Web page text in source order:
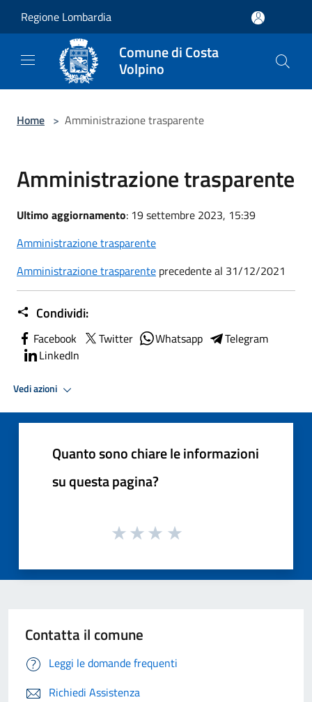
Regione Lombardia
Comune di Costa
Volpino
Home > Amministrazione trasparente
Amministrazione trasparente
Ultimo aggiornamento: 19 settembre 2023, 15:39
Amministrazione trasparente
Amministrazione trasparente precedente al 31/12/2021
Condividi:
Facebook Twitter Whatsapp
Telegram
LinkedIn
Vedi azioni
Quanto sono chiare le informazioni
su questa pagina?
Contatta il comune
Leggi le domande frequenti
Richiedi Assistenza